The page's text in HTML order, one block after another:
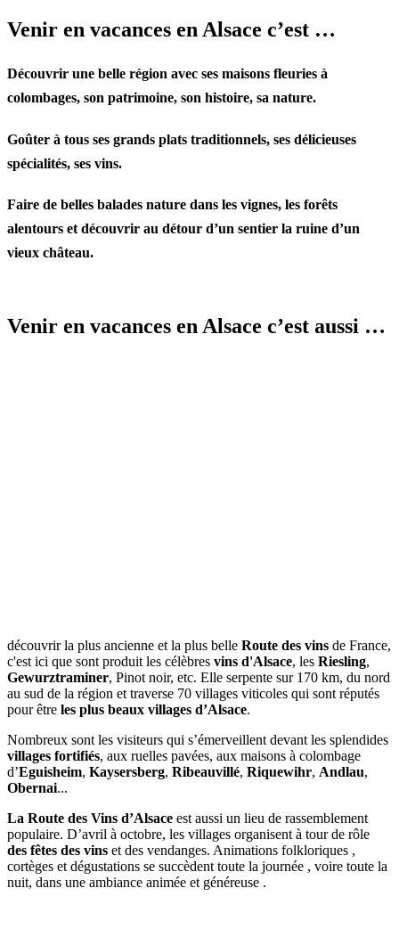
Venir en vacances en Alsace c’est …
Découvrir une belle région avec ses maisons fleuries à
colombages, son patrimoine, son histoire, sa nature.
Goûter à tous ses grands plats traditionnels, ses délicieuses
spécialités, ses vins.
Faire de belles balades nature dans les vignes, les forêts
alentours et découvrir au détour d’un sentier la ruine d’un
vieux château.
Venir en vacances en Alsace c’est aussi …
découvrir la plus ancienne et la plus belle Route des vins de France,
c'est ici que sont produit les célèbres vins d'Alsace, les Riesling,
Gewurztraminer, Pinot noir, etc. Elle serpente sur 170 km, du nord
au sud de la région et traverse 70 villages viticoles qui sont réputés
pour être les plus beaux villages d’Alsace.
Nombreux sont les visiteurs qui s’émerveillent devant les splendides
villages fortifiés, aux ruelles pavées, aux maisons à colombage
d’Eguisheim, Kaysersberg, Ribeauvillé, Riquewihr, Andlau,
Obernai...
La Route des Vins d’Alsace est aussi un lieu de rassemblement
populaire. D’avril à octobre, les villages organisent à tour de rôle
des fêtes des vins et des vendanges. Animations folkloriques ,
cortèges et dégustations se succèdent toute la journée , voire toute la
nuit, dans une ambiance animée et généreuse .